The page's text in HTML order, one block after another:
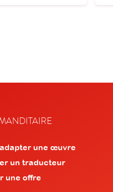
une œuvre
un traducteur
une offre